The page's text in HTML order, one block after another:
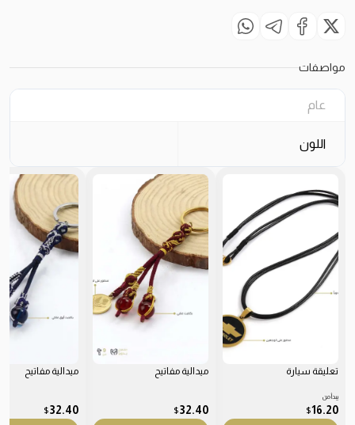
مواصفات
عام
اللون
تعليقة سيارة
يبدأ من
16.20
$
ميدالية مفاتيح
32.40
$
ميدالية مفاتيح
32.40
$